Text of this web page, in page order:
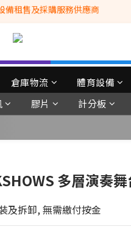
備租售及採購服務供應商
網站落單, 不適用於急單, 訂制產
| 報價:
備租售及採購服務供應商
倉庫物流 體育設備
膠片 計分板
多層演奏
及拆卸, 無需繳付按金